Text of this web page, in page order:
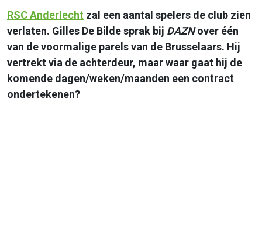
RSCAnderlecht zal een aantal spelers de club zien
verlaten. Gilles De Bilde sprak bij DAZNover één
van de voormalige parels van de Brusselaars. Hij
vertrekt via de achterdeur, maar waar gaat hij de
komende dagen/weken/maanden een contract
ondertekenen?